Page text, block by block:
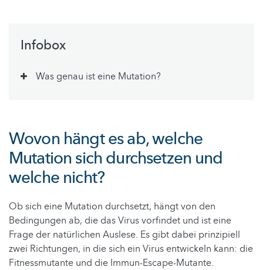
Infobox
Was genau ist eine Mutation?
Wovon hängt es ab, welche
Mutation sich durchsetzen und
welche nicht?
Ob sich eine Mutation durchsetzt, hängt von den
Bedingungen ab, die das Virus vorfindet und ist eine
Frage der natürlichen Auslese. Es gibt dabei prinzipiell
zwei Richtungen, in die sich ein Virus entwickeln kann: die
Fitnessmutante und die Immun-Escape-Mutante.